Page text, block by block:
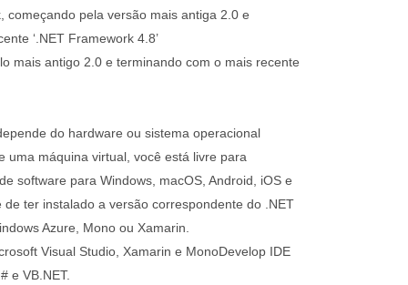
começando pela versão mais antiga 2.0 e
‘.NET Framework 4.8’
mais antigo 2.0 e terminando com o mais recente
do hardware ou sistema operacional
uma máquina virtual, você está livre para
software para Windows, macOS, Android, iOS e
de ter instalado a versão correspondente do .NET
Azure, Mono ou Xamarin.
Visual Studio, Xamarin e MonoDevelop IDE
e VB.NET.